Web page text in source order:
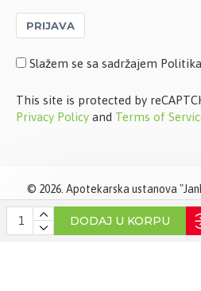
DODAJ U KORPU
PRIJAVA
Slažem se sa sadržajem
This site is protected by
Privacy Policy and Terms of
© 2026. Apotekarska ustanova
zadržana. Softverska